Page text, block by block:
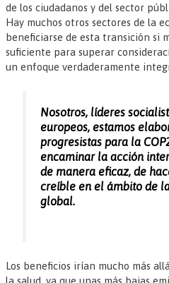
de los ciudadanos y del sector
Hay muchos otros sectores de la
beneficiarse de esta transición si
suficiente para superar
un enfoque verdaderamente
Nosotros, líderes
europeos, estamos
progresistas para la
encaminar la acción
de manera eficaz, de
creíble en el ámbito de
global.
Los beneficios irían mucho más
la salud, ya que unas más bajas